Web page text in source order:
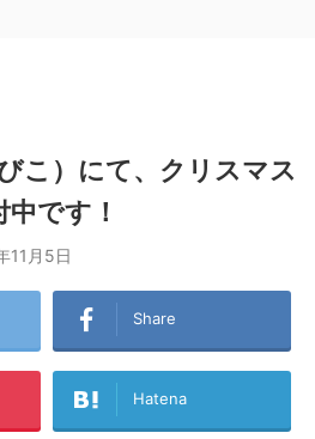
こ）にて、クリスマス
です！
11月5日
Share
Hatena